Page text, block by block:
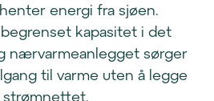
energi fra sjøen.
kapasitet i det
nærvarmeanlegget sørger
til varme uten å legge
strømnettet.